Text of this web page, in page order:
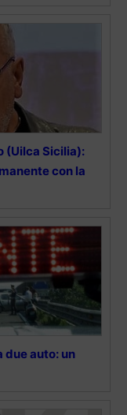
(Uilca Sicilia):
con la
due auto: un